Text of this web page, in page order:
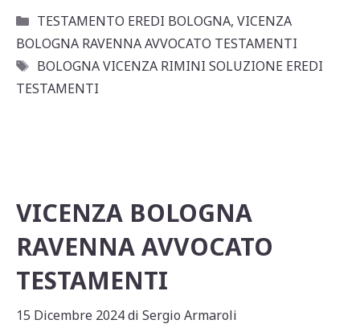
at
s
A
p
c
e
b
o
ai
l
n
di
vi
Categorie
TESTAMENTO EREDI BOLOGNA, VICENZA
BOLOGNA RAVENNA AVVOCATO TESTAMENTI
Tag
BOLOGNA VICENZA RIMINI SOLUZIONE EREDI
TESTAMENTI
VICENZA BOLOGNA
RAVENNA AVVOCATO
TESTAMENTI
15 Dicembre 2024di Sergio Armaroli